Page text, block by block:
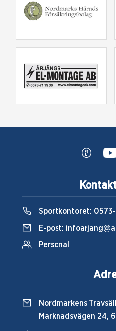
Sportkontoret: 0573-
E-post:
Personal
Nordmarkens
Marknadsvägen 24,